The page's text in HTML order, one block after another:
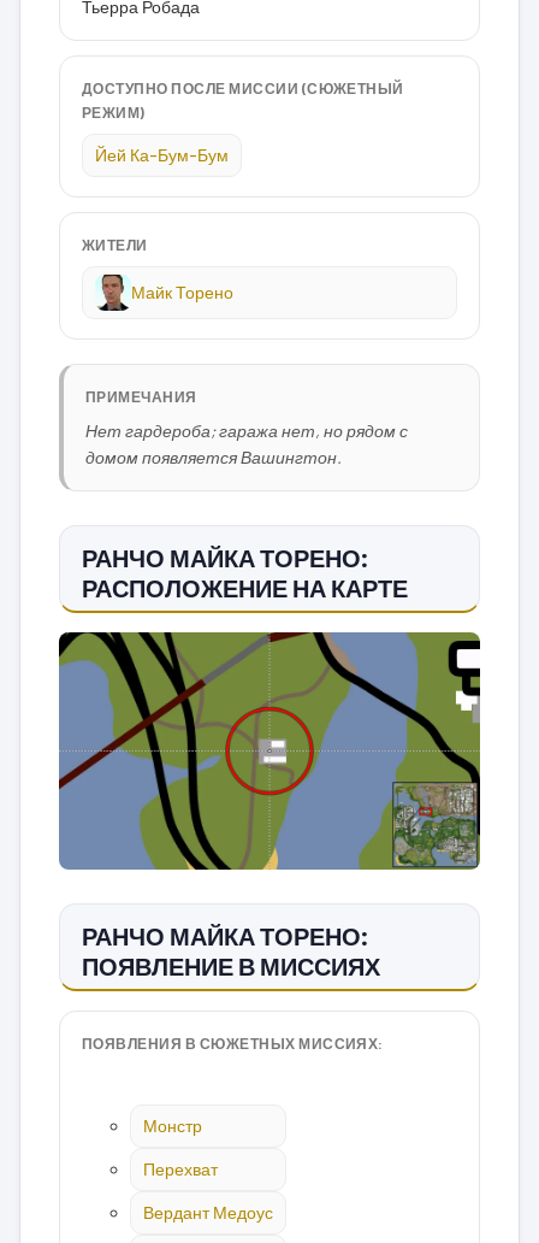
Тьерра Робада
ДОСТУПНО ПОСЛЕ МИССИИ (СЮЖЕТНЫЙ
РЕЖИМ)
Йей Ка-Бум-Бум
ЖИТЕЛИ
Майк Торено
ПРИМЕЧАНИЯ
Нет гардероба; гаража нет, но рядом с
домом появляется Вашингтон.
РАНЧО МАЙКА ТОРЕНО:
РАСПОЛОЖЕНИЕ НА КАРТЕ
РАНЧО МАЙКА ТОРЕНО:
ПОЯВЛЕНИЕ В МИССИЯХ
ПОЯВЛЕНИЯ В СЮЖЕТНЫХ МИССИЯХ:
Монстр
Перехват
Вердант Медоус